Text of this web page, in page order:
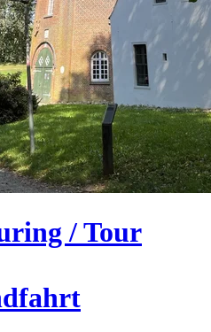
/ Tour